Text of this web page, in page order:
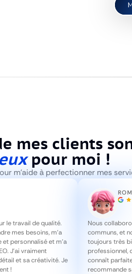
mes clients
pour moi !
m’aide à perfectionner mes
le travail de qualité.
mes besoins, m’a
personnalisé et m’a
J’ai vraiment
et sa créativité. Je
!
Nous
communs, et
toujours très
professionnel,
connaît
recommande